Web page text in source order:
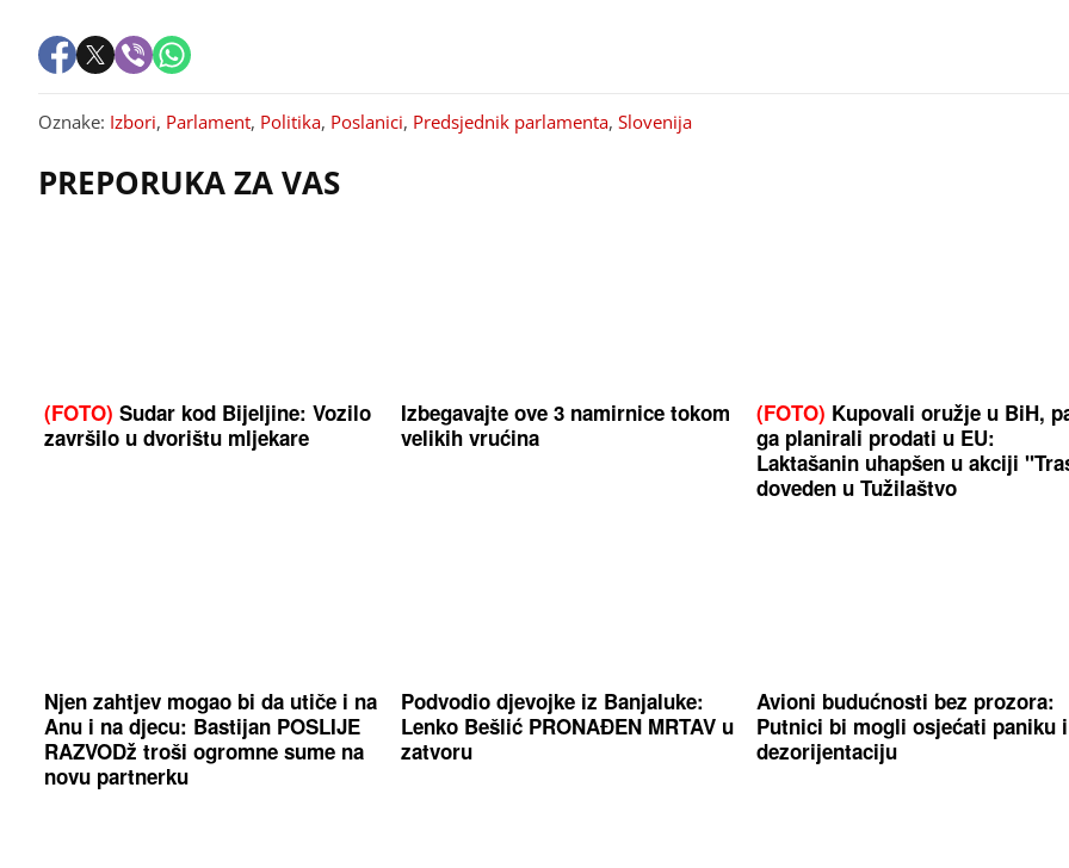
Oznake: Izbori, Parlament, Politika, Poslanici, Predsjednik parlamenta, Slovenija
PREPORUKA ZA VAS
(FOTO) Sudar kod Bijeljine: Vozilo
završilo u dvorištu mljekare
Izbegavajte ove 3 namirnice tokom
velikih vrućina
(FOTO) Kupovali oružje u BiH,
ga planirali prodati u EU:
Laktašanin uhapšen u akciji
doveden u Tužilaštvo
Njen zahtjev mogao bi da utiče i na
Anu i na djecu: Bastijan POSLIJE
RAZVODž troši ogromne sume na
novu partnerku
Podvodio djevojke iz Banjaluke:
Lenko Bešlić PRONAĐEN MRTAV u
zatvoru
Avioni budućnosti bez prozora:
Putnici bi mogli osjećati paniku i
dezorijentaciju